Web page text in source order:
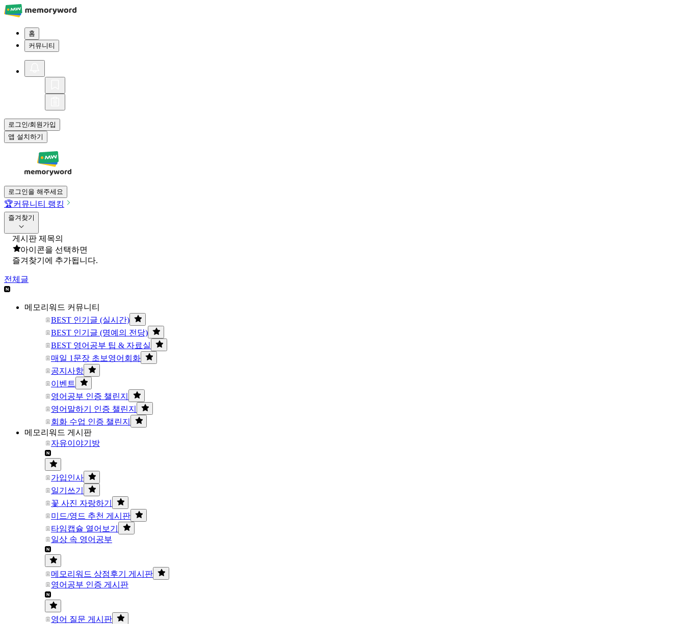
홈
커뮤니티
로그인/회원가입
앱 설치하기
로그인을 해주세요
🏆커뮤니티 랭킹
즐겨찾기
게시판 제목의
아이콘을 선택하면
즐겨찾기에 추가됩니다.
전체글
메모리워드 커뮤니티
BEST 인기글 (실시간)
BEST 인기글 (명예의 전당)
BEST 영어공부 팁 & 자료실
매일 1문장 초보영어회화
공지사항
이벤트
영어공부 인증 챌린지
영어말하기 인증 챌린지
회화 수업 인증 챌린지
메모리워드 게시판
자유이야기방
가입인사
일기쓰기
꽃 사진 자랑하기
미드/영드 추천 게시판
타임캡슐 열어보기
일상 속 영어공부
메모리워드 상점후기 게시판
영어공부 인증 게시판
영어 질문 게시판